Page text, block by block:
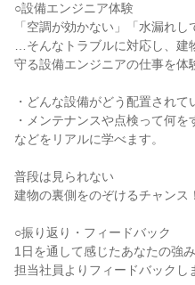
○設備エンジニア体験
「空調が効かない」「水漏れし
…そんなトラブルに対応し、建
守る設備エンジニアの仕事を体
・どんな設備がどう配置されて
・メンテナンスや点検って何を
などをリアルに学べます。
普段は見られない
建物の裏側をのぞけるチャンス！
○振り返り・フィードバック
1日を通して感じたあなたの強
担当社員よりフィードバックし